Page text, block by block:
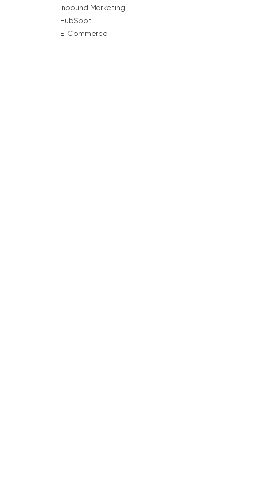
Inbound Marketing
HubSpot
E-Commerce